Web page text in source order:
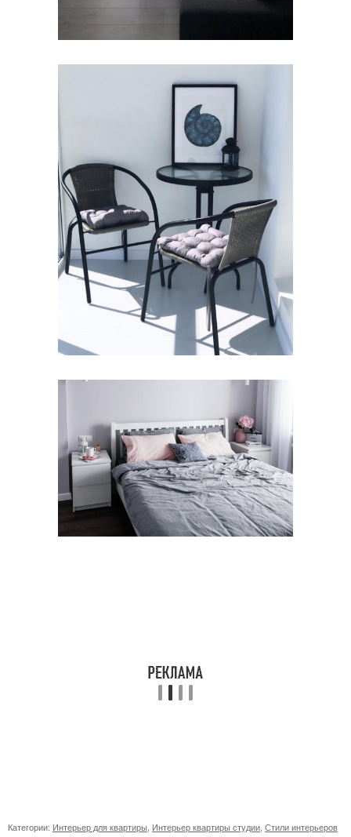
Категории: Интерьер для квартиры, Интерьер квартиры студии, Стили интерьеров